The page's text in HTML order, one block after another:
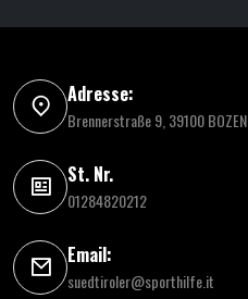
Adresse:
Brennerstraße 9, 39100 BOZEN
St. Nr.
01284820212
Email:
suedtiroler@sporthilfe.it